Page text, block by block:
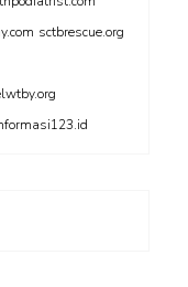
sctbrescue.org